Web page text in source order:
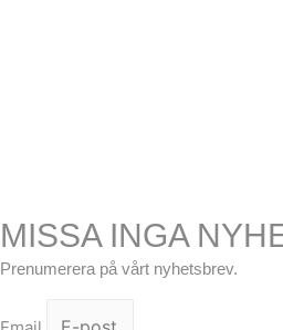
MISSA INGA
Prenumerera på vårt nyhetsbrev.